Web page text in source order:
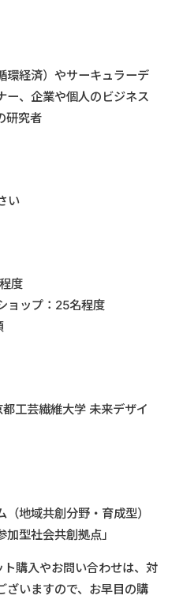
環経済）やサーキュラーデ
ー、企業や個人のビジネス
研究者
い
度
ップ：25名程度
工芸繊維大学 未来デザイ
地域共創分野・育成型）
加型社会共創拠点」
購入やお問い合わせは、対
ざいますので、お早目の購